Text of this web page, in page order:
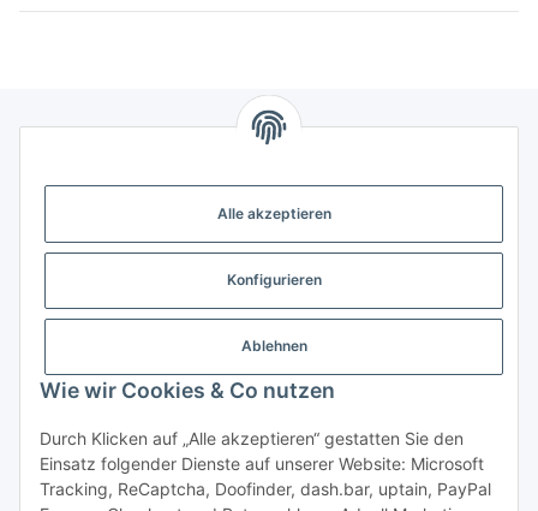
Alle akzeptieren
Konfigurieren
Ablehnen
Wie wir Cookies & Co nutzen
Durch Klicken auf „Alle akzeptieren“ gestatten Sie den
Einsatz folgender Dienste auf unserer Website: Microsoft
Tracking, ReCaptcha, Doofinder, dash.bar, uptain, PayPal
Gesetzliche Informationen
Weitere Informationen
Support - Hilfe
Modellbau Großhandel
Vertrag widerrufen